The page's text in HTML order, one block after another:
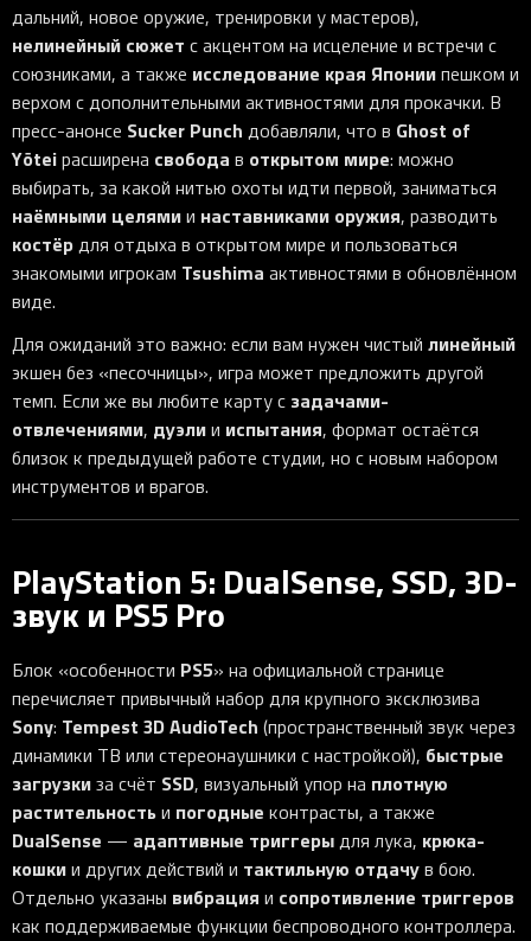
дальний, новое оружие, тренировки у мастеров),
нелинейный сюжет с акцентом на исцеление и встречи с
союзниками, а также исследование края Япониипешком и
верхом с дополнительными активностями для прокачки. В
пресс-анонсе Sucker Punch добавляли, что в Ghost of
Yōteiрасширена свобода в открытом мире: можно
выбирать, за какой нитью охоты идти первой, заниматься
наёмными целямии наставниками оружия, разводить
костёрдля отдыха в открытом мире и пользоваться
знакомыми игрокам Tsushima активностями в обновлённом
виде.
Для ожиданий это важно: если вам нужен чистый линейный
экшен без «песочницы», игра может предложить другой
темп. Если же вы любите карту с задачами-
отвлечениями, дуэлии испытания, формат остаётся
близок к предыдущей работе студии, но с новым набором
инструментов и врагов.
PlayStation 5: DualSense, SSD, 3D-
звук и PS5 Pro
Блок «особенности PS5» на официальной странице
перечисляет привычный набор для крупного эксклюзива
Sony: Tempest 3D AudioTech (пространственный звук через
динамики ТВ или стереонаушники с настройкой), быстрые
загрузкиза счёт SSD, визуальный упор на плотную
растительностьи погодные контрасты, а также
DualSense — адаптивные триггерыдля лука, крюка-
кошкии других действий и тактильную отдачув бою.
Отдельно указаны вибрация и сопротивление триггеров
как поддерживаемые функции беспроводного контроллера.